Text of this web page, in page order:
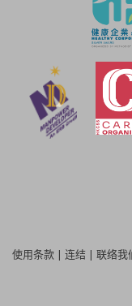
使用条款 | 连结 | 联络我